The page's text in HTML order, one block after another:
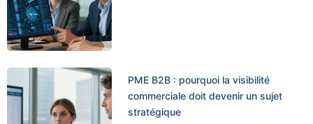
PME B2B : pourquoi la visibilité
commerciale doit devenir un sujet
stratégique